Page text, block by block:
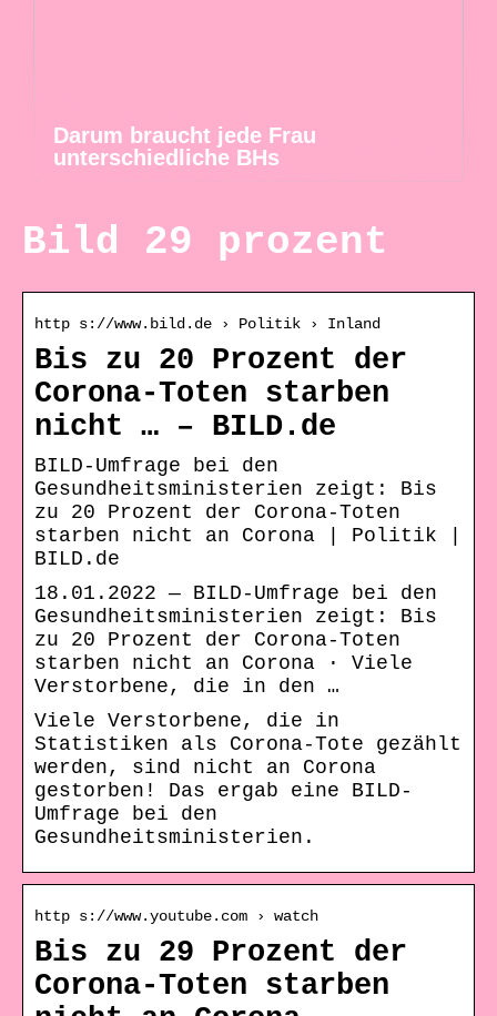
Darum braucht jede Frau
unterschiedliche BHs
Bild 29 prozent
http s://www.bild.de › Politik › Inland
Bis zu 20 Prozent der
Corona-Toten starben
nicht … – BILD.de
BILD-Umfrage bei den
Gesundheitsministerien zeigt: Bis
zu 20 Prozent der Corona-Toten
starben nicht an Corona | Politik |
BILD.de
18.01.2022 — BILD-Umfrage bei den
Gesundheitsministerien zeigt: Bis
zu 20 Prozent der Corona-Toten
starben nicht an Corona · Viele
Verstorbene, die in den …
Viele Verstorbene, die in
Statistiken als Corona-Tote gezählt
werden, sind nicht an Corona
gestorben! Das ergab eine BILD-
Umfrage bei den
Gesundheitsministerien.
http s://www.youtube.com › watch
Bis zu 29 Prozent der
Corona-Toten starben